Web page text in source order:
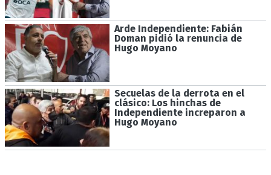
Arde Independiente: Fabián
Doman pidió la renuncia de
Hugo Moyano
Secuelas de la derrota en el
clásico: Los hinchas de
Independiente increparon a
Hugo Moyano